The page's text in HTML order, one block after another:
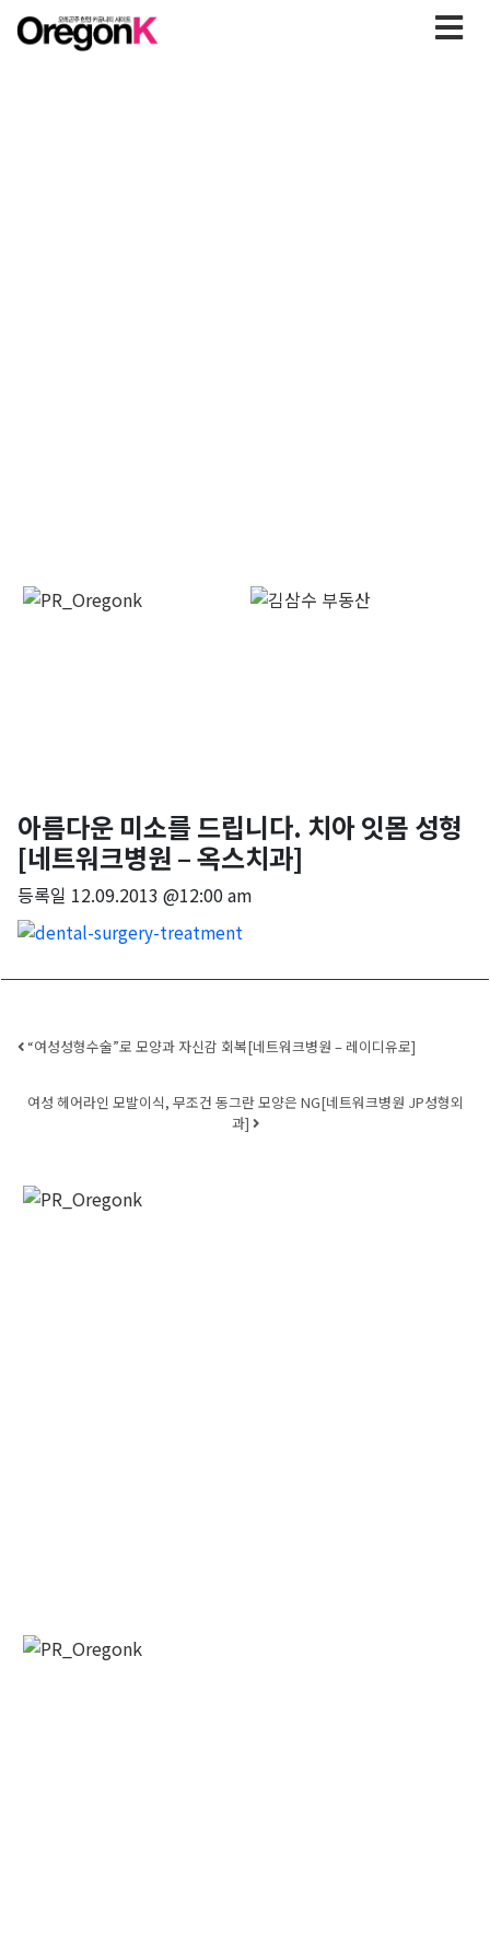
아름다운 미소를 드립니다. 치아 잇몸 성형
[네트워크병원 – 옥스치과]
등록일 12.09.2013 @12:00 am
Post navigation
“여성성형수술”로 모양과 자신감 회복[네트워크병원 – 레이디유로]
여성 헤어라인 모발이식, 무조건 동그란 모양은 NG[네트워크병원 JP성형외
과]